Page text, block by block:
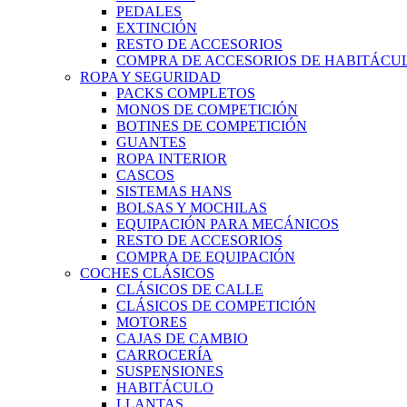
PEDALES
EXTINCIÓN
RESTO DE ACCESORIOS
COMPRA DE ACCESORIOS DE
ROPA Y SEGURIDAD
PACKS COMPLETOS
MONOS DE COMPETICIÓN
BOTINES DE COMPETICIÓN
GUANTES
ROPA INTERIOR
CASCOS
SISTEMAS HANS
BOLSAS Y MOCHILAS
EQUIPACIÓN PARA MECÁNICOS
RESTO DE ACCESORIOS
COMPRA DE EQUIPACIÓN
COCHES CLÁSICOS
CLÁSICOS DE CALLE
CLÁSICOS DE COMPETICIÓN
MOTORES
CAJAS DE CAMBIO
CARROCERÍA
SUSPENSIONES
HABITÁCULO
LLANTAS